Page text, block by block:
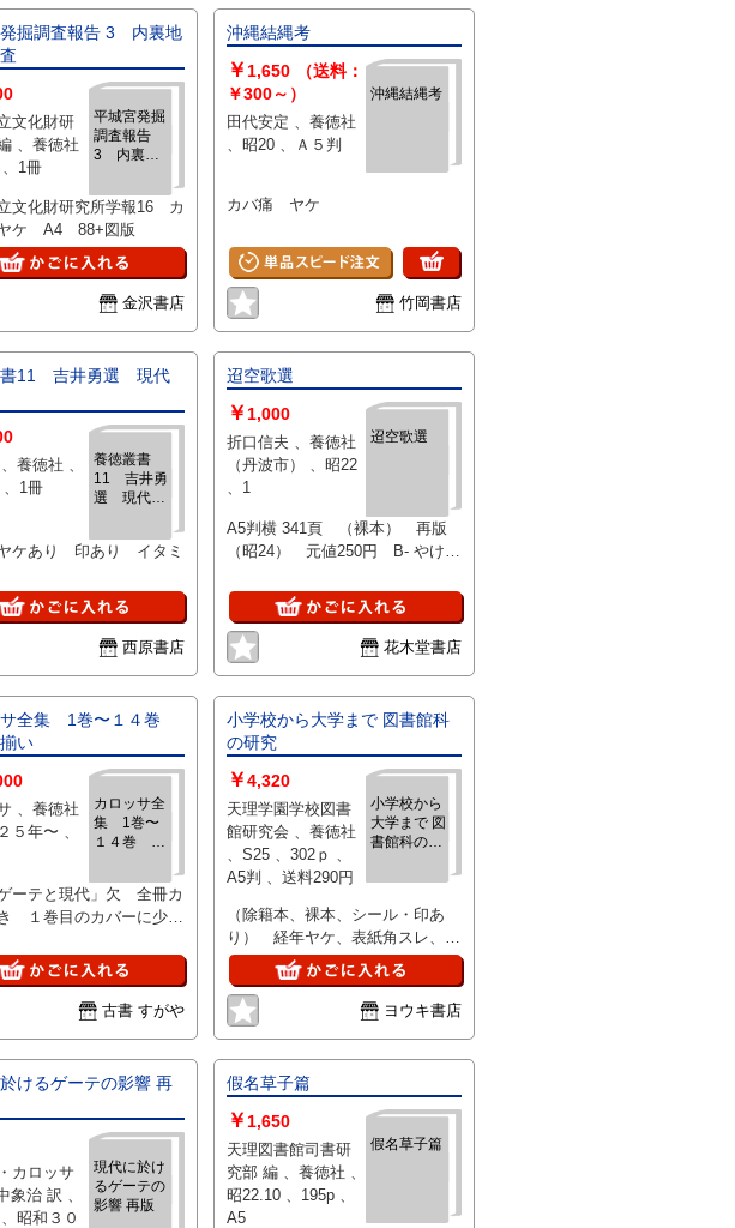
掘調査報告 3 内裏地
平城宮発掘
調査報告
3 内裏地
文化財研
社
、昭38 、1冊
文化財研究所学報16 カ
ケ A4 88+図版
金沢書店
沖縄結縄考
沖縄結縄考
￥ 1,650
（送料：
￥300～）
田代安定 、養徳社
、昭20 、Ａ５判
カバ痛 ヤケ
竹岡書店
書11 吉井勇選 現代
養徳叢書
11 吉井勇
選 現代名
1945年 、1冊
ケあり 印あり イタミ
西原書店
迢空歌選
迢空歌選
￥ 1,000
折口信夫 、養徳社
（丹波市） 、昭22
、1
A5判横 341頁 （裸本） 再版
（昭24） 元値250円 B- やけす
花木堂書店
サ全集 1巻〜１４巻
い
カロッサ全
集 1巻〜
１４巻 １
社
５年〜 、
ーテと現代」欠 全冊カ
１巻目のカバーに少キ
古書 すがや
小学校から大学まで 図書館科
の研究
小学校から
大学まで 図
書館科の研
￥4,320
天理学園学校図書
館研究会 、養徳社
、S25 、302ｐ 、
A5判 、送料290円
（除籍本、裸本、シール・印あ
り） 経年ヤケ、表紙角スレ、耳
キズ、その他特に問題なし
ヨウキ書店
けるゲーテの影響 再
現代に於け
るゲーテの
影響 再版
カロッサ
治 訳 、
假名草子篇
假名草子篇
￥ 1,650
天理図書館司書研
究部 編 、養徳社 、
昭22.10 、195p 、
A5